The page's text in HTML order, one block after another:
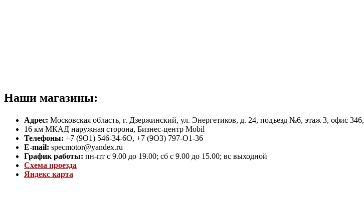
Наши магазины:
Адрес: Московская область, г. Дзержинский, ул. Энергетиков, д. 24, подъезд №6, этаж 3, офис 346,
16 км МКАД наружная сторона, Бизнес-центр Mobil
Телефоны: +7 (9O1) 546-34-6O, +7 (9O3) 797-O1-36
E-mail: specmotor@yandex.ru
График работы: пн-пт с 9.00 до 19.00; сб с 9.00 до 15.00; вс выходной
Схема проезда
Яндекс карта